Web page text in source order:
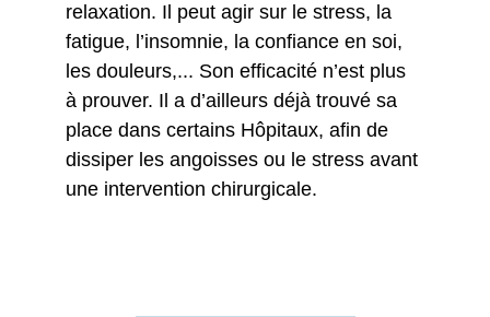
relaxation. Il peut agir sur le stress, la
fatigue, l’insomnie, la confiance en soi,
les douleurs,... Son efficacité n’est plus
à prouver. Il a d’ailleurs déjà trouvé sa
place dans certains Hôpitaux, afin de
dissiper les angoisses ou le stress avant
une intervention chirurgicale.